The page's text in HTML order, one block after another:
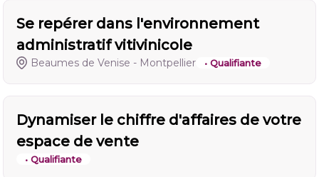
Se repérer dans l'environnement
administratif vitivinicole
Beaumes de Venise - Montpellier • Qualifiante
Dynamiser le chiffre d'affaires de votre
espace de vente
• Qualifiante